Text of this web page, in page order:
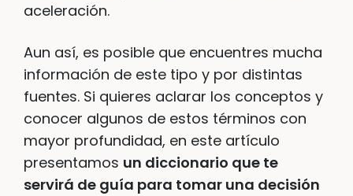
aceleración.
Aun así, es posible que encuentres mucha
información de este tipo y por distintas
fuentes. Si quieres aclarar los conceptos y
conocer algunos de estos términos con
mayor profundidad, en este artículo
presentamos un diccionario que te
servirá de guía para tomar una decisión